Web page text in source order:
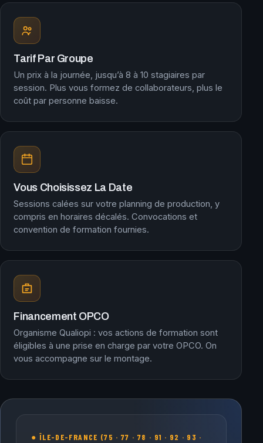
Tarif Par Groupe
Un prix à la journée, jusqu’à 8 à 10 stagiaires par
session. Plus vous formez de collaborateurs, plus le
coût par personne baisse.
Vous Choisissez La Date
Sessions calées sur votre planning de production, y
compris en horaires décalés. Convocations et
convention de formation fournies.
Financement OPCO
Organisme Qualiopi : vos actions de formation sont
éligibles à une prise en charge par votre OPCO. On
vous accompagne sur le montage.
● ÎLE-DE-FRANCE (75 · 77 · 78 · 91 · 92 · 93 ·